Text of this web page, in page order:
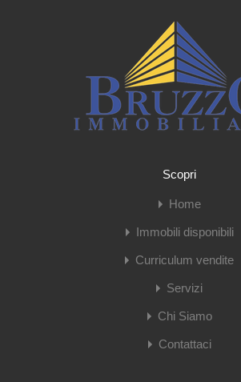
Scopri
Home
Immobili disponibili
Curriculum vendite
Servizi
Chi Siamo
Contattaci